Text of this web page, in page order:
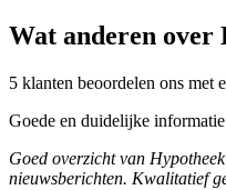
Wat anderen over
5 klanten beoordelen ons met
Goede en duidelijke informatie
Goed overzicht van
nieuwsberichten. Kwalitatief